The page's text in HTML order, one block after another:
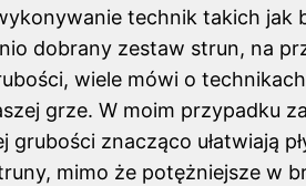
technik takich jak
dobrany zestaw strun, na
wiele mówi o
grze. W moim przypadku
grubości znacząco ułatwiają
mimo że potężniejsze w